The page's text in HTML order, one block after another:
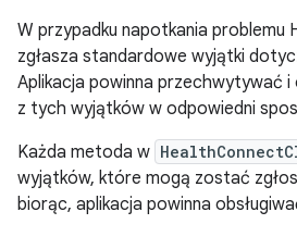
W przypadku napotkania problemu
zgłasza standardowe wyjątki
Aplikacja powinna przechwytywać i
z tych wyjątków w odpowiedni
Każda metoda w
wyjątków, które mogą zostać
biorąc, aplikacja powinna